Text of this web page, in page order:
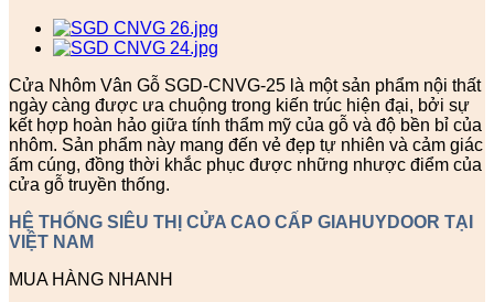
Cửa Nhôm Vân Gỗ SGD-CNVG-25 là một sản phẩm nội thất
ngày càng được ưa chuộng trong kiến trúc hiện đại, bởi sự
kết hợp hoàn hảo giữa tính thẩm mỹ của gỗ và độ bền bỉ của
nhôm. Sản phẩm này mang đến vẻ đẹp tự nhiên và cảm giác
ấm cúng, đồng thời khắc phục được những nhược điểm của
cửa gỗ truyền thống.
HỆ THỐNG SIÊU THỊ CỬA CAO CẤP GIAHUYDOOR TẠI
VIỆT NAM
MUA HÀNG NHANH